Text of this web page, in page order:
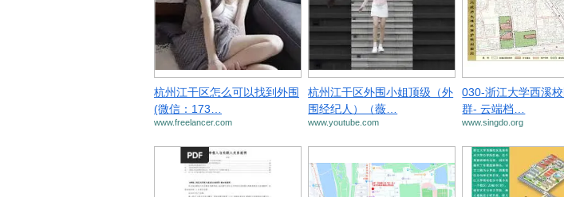
杭州江干区怎么可以找到外围
(微信：173…
www.freelancer.com
杭州江干区外围小姐顶级（外
围经纪人）（薇…
www.youtube.com
030-浙江大学西溪
群- 云端档…
www.singdo.org